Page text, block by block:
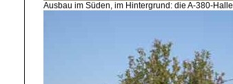
Ausbau im Süden, im Hintergrund: die A-380-Halle